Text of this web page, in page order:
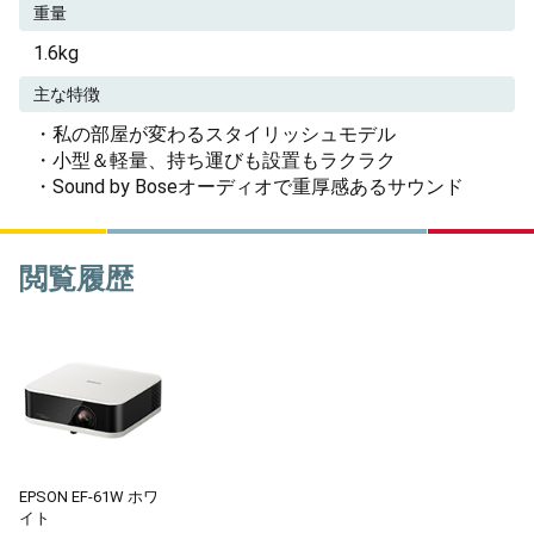
重量
1.6kg
主な特徴
・私の部屋が変わるスタイリッシュモデル
・小型＆軽量、持ち運びも設置もラクラク
・Sound by Boseオーディオで重厚感あるサウンド
閲覧履歴
EPSON EF-61W ホワ
イト